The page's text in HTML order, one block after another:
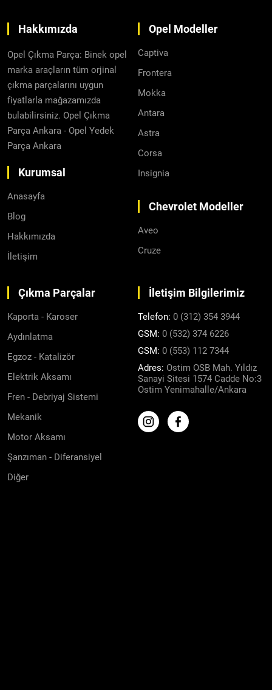
Hakkımızda
Opel Çıkma Parça: Binek opel
marka araçların tüm orjinal
çıkma parçalarını uygun
fiyatlarla mağazamızda
bulabilirsiniz. Opel Çıkma
Parça Ankara - Opel Yedek
Parça Ankara
Kurumsal
Anasayfa
Blog
Hakkımızda
İletişim
Opel Modeller
Captiva
Frontera
Mokka
Antara
Astra
Corsa
Insignia
Chevrolet Modeller
Aveo
Cruze
Çıkma Parçalar
Kaporta - Karoser
Aydınlatma
Egzoz - Katalizör
Elektrik Aksamı
Fren - Debriyaj Sistemi
Mekanik
Motor Aksamı
Şanzıman - Diferansiyel
Diğer
İletişim Bilgilerimiz
Telefon: 0 (312) 354 3944
GSM: 0 (532) 374 6226
GSM: 0 (553) 112 7344
Adres: Ostim OSB Mah. Yıldız
Sanayi Sitesi 1574 Cadde No:3
Ostim Yenimahalle/Ankara